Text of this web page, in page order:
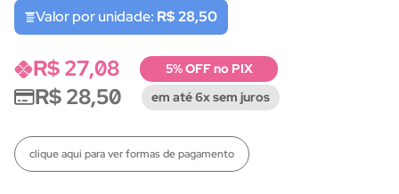
Valor por unidade: R$ 28,50
R$ 27,08 5% OFF no PIX
R$ 28,50 em até 6x sem juros
clique aqui para ver formas de pagamento